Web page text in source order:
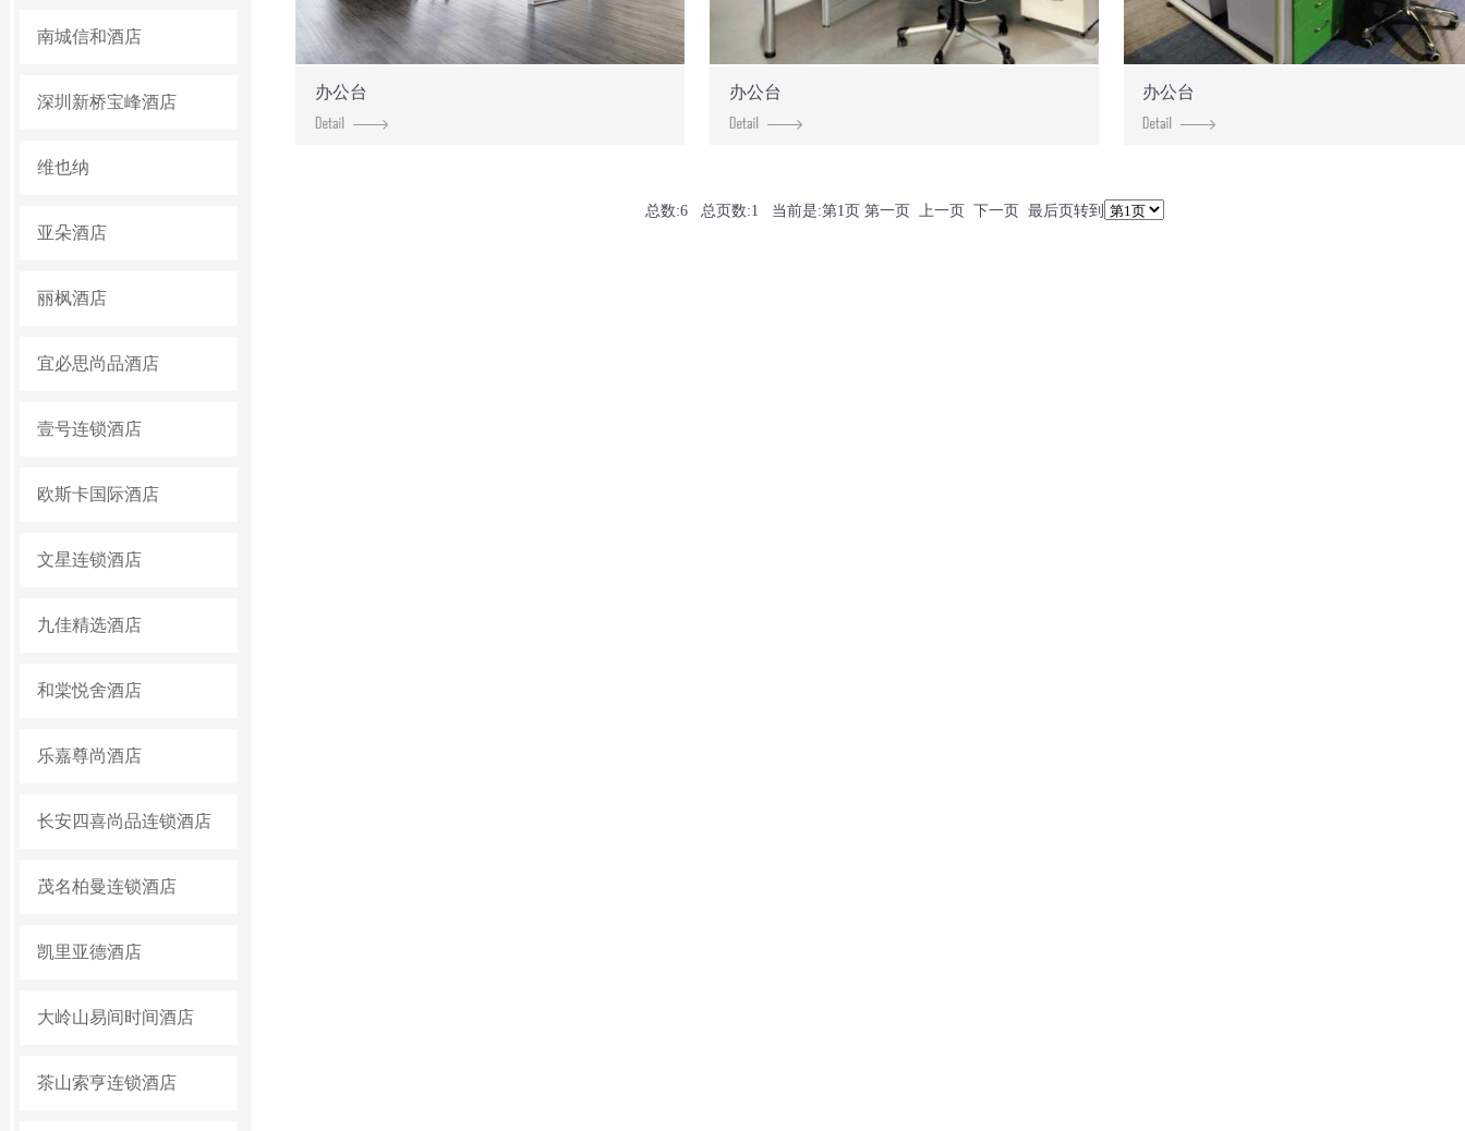
南城信和酒店
深圳新桥宝峰酒店
维也纳
亚朵酒店
丽枫酒店
宜必思尚品酒店
壹号连锁酒店
欧斯卡国际酒店
文星连锁酒店
九佳精选酒店
和棠悦舍酒店
乐嘉尊尚酒店
长安四喜尚品连锁酒店
茂名柏曼连锁酒店
凯里亚德酒店
大岭山易间时间酒店
茶山索亨连锁酒店
办公台 办公台 办公台
总数:6 总页数:1 当前是:第1页 第一页 上一页 下一页 最后页转到